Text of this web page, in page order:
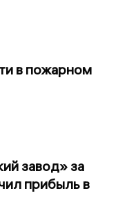
в пожарном
завод» за
прибыль в